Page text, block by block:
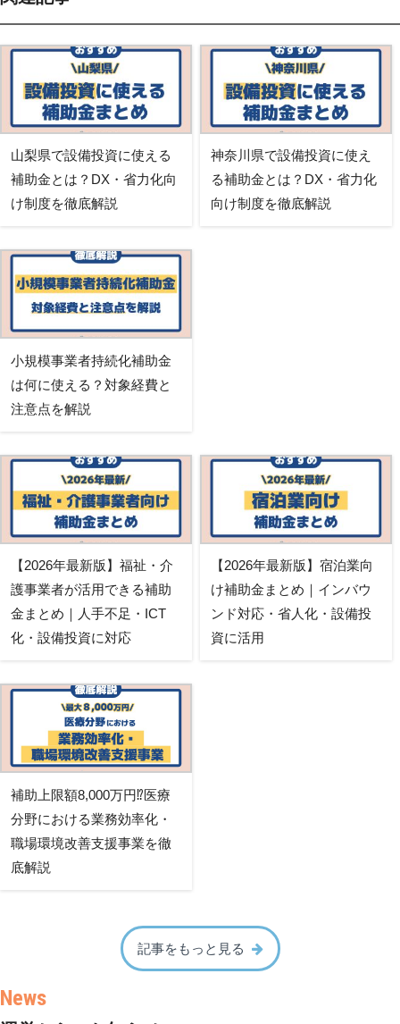
山梨県で設備投資に使える
補助金とは？DX・省力化向
け制度を徹底解説
神奈川県で設備投資に使え
る補助金とは？DX・省力化
向け制度を徹底解説
小規模事業者持続化補助金
は何に使える？対象経費と
注意点を解説
【2026年最新版】福祉・介
護事業者が活用できる補助
金まとめ｜人手不足・ICT
化・設備投資に対応
【2026年最新版】宿泊業向
け補助金まとめ｜インバウ
ンド対応・省人化・設備投
資に活用
補助上限額8,000万円⁉医療
分野における業務効率化・
職場環境改善支援事業を徹
底解説
記事をもっと見る